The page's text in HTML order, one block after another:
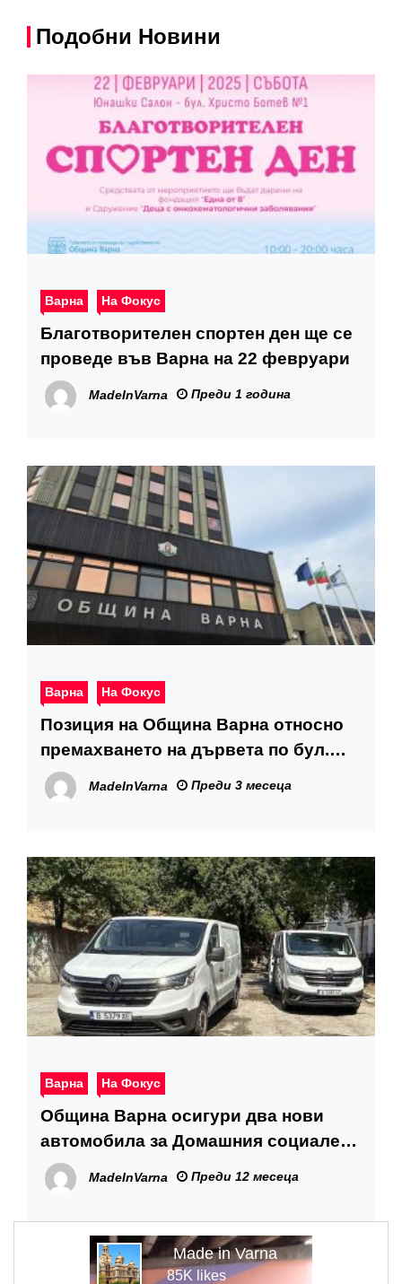
Подобни Новини
Варна На Фокус
Благотворителен спортен ден ще се
проведе във Варна на 22 февруари
MadeInVarna Преди 1 година
Варна На Фокус
Позиция на Община Варна относно
премахването на дървета по бул.
„Княз Борис I“
MadeInVarna Преди 3 месеца
Варна На Фокус
Община Варна осигури два нови
автомобила за Домашния социален
патронаж
MadeInVarna Преди 12 месеца
Made in Varna
85K likes